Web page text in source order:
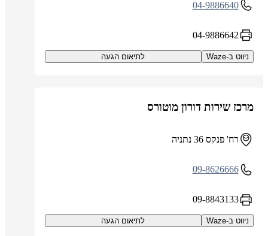
04-9886640
04-9886642
ניווט ב-Waze לתיאום הגעה
מרכז שירות דורון מוטורס
רח' פנקס 36 נתניה
09-8626666
09-8843133
ניווט ב-Waze לתיאום הגעה